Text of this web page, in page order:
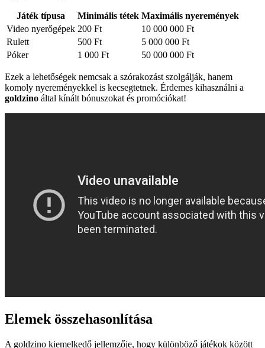
Játék típusa Minimális tétek Maximális nyeremények
Video nyerőgépek 200 Ft
10 000 000 Ft
Rulett
500 Ft
5 000 000 Ft
Póker
1 000 Ft 50 000 000 Ft
Ezek a lehetőségek nemcsak a szórakozást szolgálják, hanem
komoly nyereményekkel is kecsegtetnek. Érdemes kihasználni a
goldzino által kínált bónuszokat és promóciókat!
Elemek összehasonlítása
A goldzino kiemelkedő jellemzője, hogy különböző játékok között